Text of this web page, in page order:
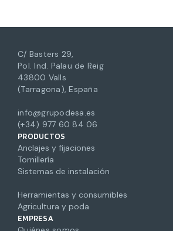
C/ Basters 29,
Pol. Ind. Palau de Reig
43800 Valls
(Tarragona), España
info@grupodesa.es
(+34) 977 60 84 06
PRODUCTOS
Anclajes y fijaciones
Tornillería
Sistemas de instalación
Herramientas y consumibles
Agricultura y poda
EMPRESA